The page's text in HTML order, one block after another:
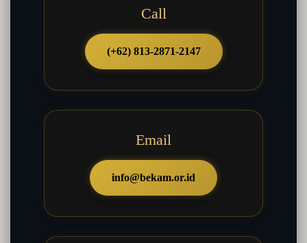
Call
(+62) 813-2871-2147
Email
info@bekam.or.id